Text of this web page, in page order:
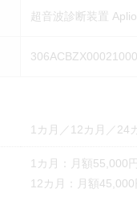
超音波診断装置
306ACBZX00021000
1カ月／12カ月／24
1カ月：月額55,000円
12カ月：月額45,000